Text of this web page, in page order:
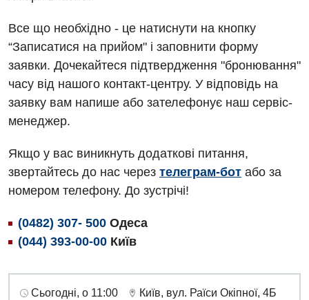
Все що необхідно - це натиснути на кнопку
“Записатися на прийом" і заповнити форму
заявки. Дочекайтеся підтвердження "бронювання"
часу від нашого контакт-центру. У відповідь на
заявку вам напише або зателефонує наш сервіс-
менеджер.
Якщо у вас виникнуть додаткові питання,
звертайтесь до нас через телеграм-бот або за
номером телефону. До зустрічі!
(0482) 307- 500 Одеса
(044) 393-00-00 Київ
Сьогодні, о 11:00 Київ, вул. Раїси Окіпної, 4Б